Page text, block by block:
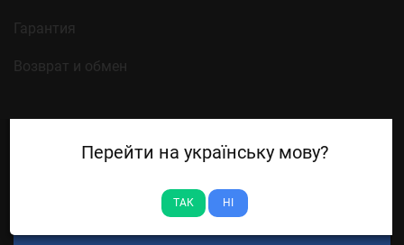
Гарантия
Возврат и обмен
НОВОСТНАЯ РАССЫЛКА
Перейти на українську мову?
ТАК НІ